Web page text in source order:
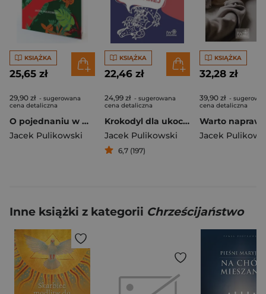
KSIĄŻKA
25,65 zł
29,90 zł - sugerowana
cena detaliczna
O pojednaniu w małżeństwie i rodzinie praktyczny poradnik
Jacek Pulikowski
KSIĄŻKA
22,46 zł
24,99 zł - sugerowana
cena detaliczna
Krokodyl dla ukochanej
Jacek Pulikowski
6,7 (197)
KSIĄŻKA
32,28 zł
39,90 zł -
cena detaliczna
Jacek
Inne książki z kategorii Chrześcijaństwo